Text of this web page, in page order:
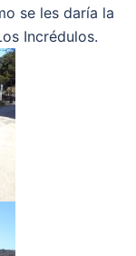
se les daría la
Incrédulos.